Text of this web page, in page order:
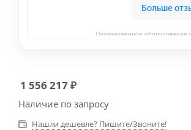
Промышленное оборудование
1 556 217₽
Наличие по запросу
Нашли дешевле? Пишите/Звоните!